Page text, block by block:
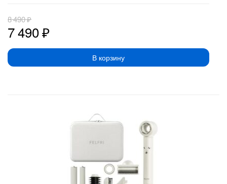
7 490₽
8 490₽
В корзину